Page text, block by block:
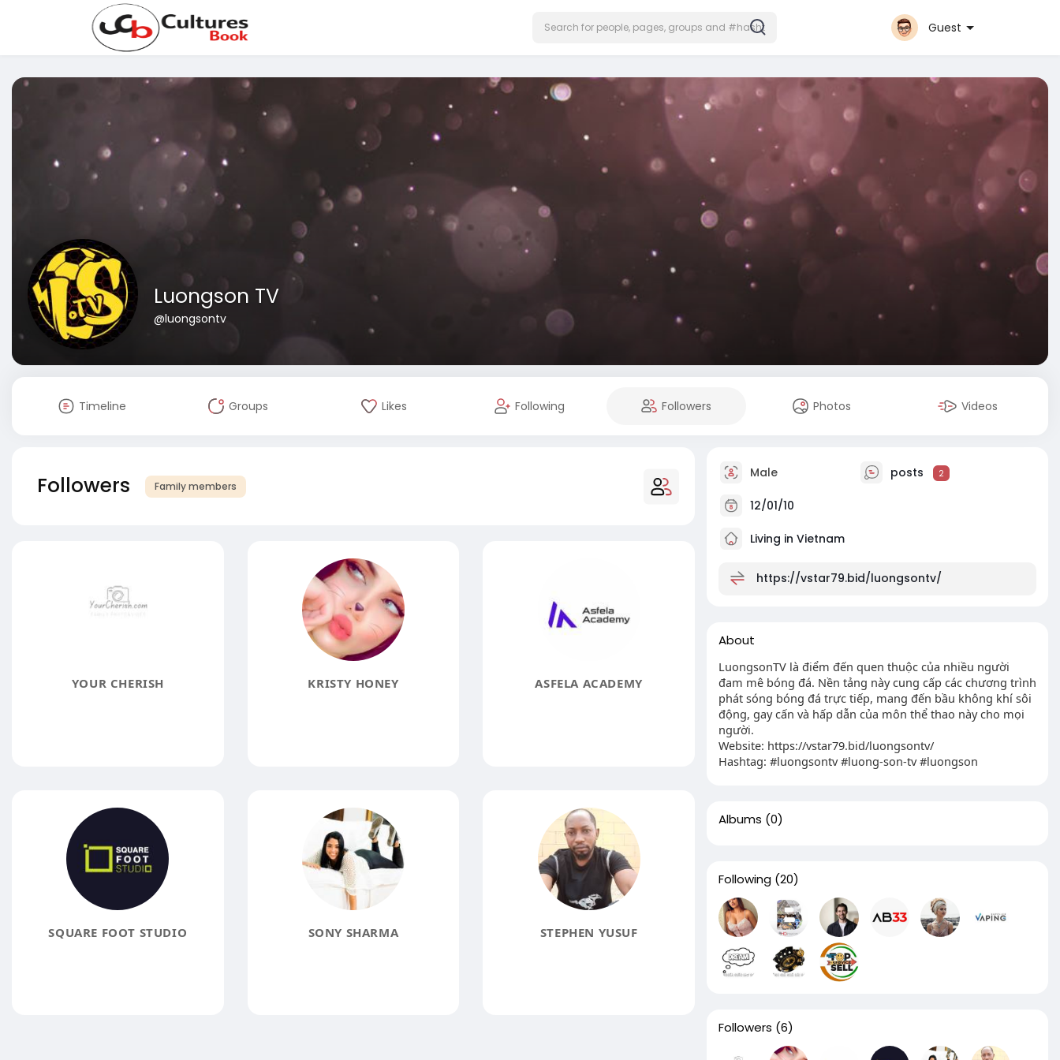
Guest
Luongson TV
@luongsontv
Timeline Groups Likes Following Followers Photos Videos
Followers Family members
YOUR CHERISH KRISTY HONEY ASFELA ACADEMY
SQUARE FOOT STUDIO SONY SHARMA STEPHEN YUSUF
Male posts 2
12/01/10
Living in Vietnam
https://vstar79.bid/luongsontv/
About
LuongsonTV là điểm đến quen thuộc của nhiều người
đam mê bóng đá. Nền tảng này cung cấp các chương trình
phát sóng bóng đá trực tiếp, mang đến bầu không khí sôi
động, gay cấn và hấp dẫn của môn thể thao này cho mọi
người.
Website: https://vstar79.bid/luongsontv/
Hashtag: #luongsontv #luong-son-tv #luongson
Albums (0)
Following (20)
Followers (6)